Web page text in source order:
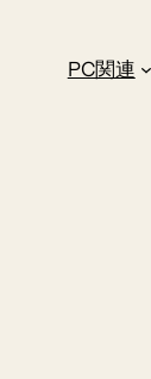
PC関連